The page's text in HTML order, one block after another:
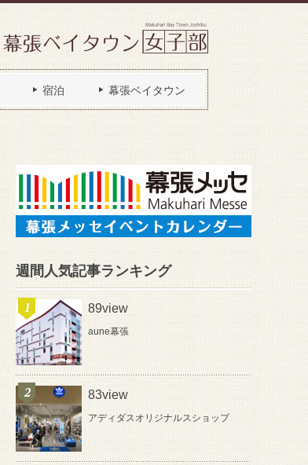
宿泊 幕張ベイタウン
週間人気記事ランキング
89view
aune幕張
83view
アディダスオリジナルスショップ